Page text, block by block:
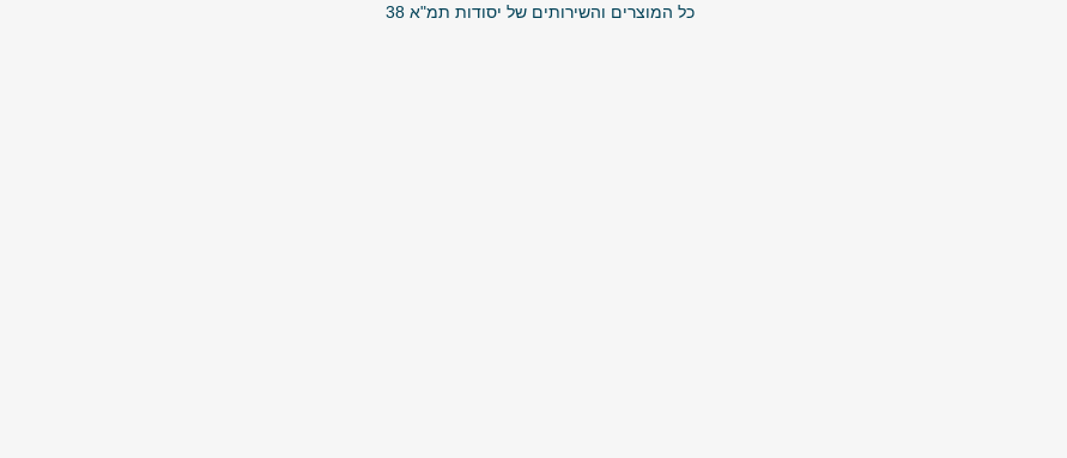
כל המוצרים והשירותים של יסודות תמ"א 38